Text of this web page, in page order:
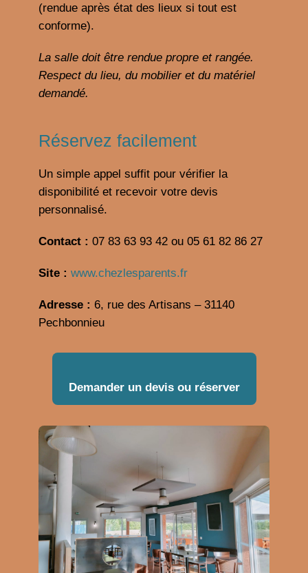
(rendue après état des lieux si tout est
conforme).
La salle doit être rendue propre et rangée.
Respect du lieu, du mobilier et du matériel
demandé.
Réservez facilement
Un simple appel suffit pour vérifier la
disponibilité et recevoir votre devis
personnalisé.
Contact : 07 83 63 93 42 ou 05 61 82 86 27
Site : www.chezlesparents.fr
Adresse : 6, rue des Artisans – 31140
Pechbonnieu
Demander un devis ou réserver